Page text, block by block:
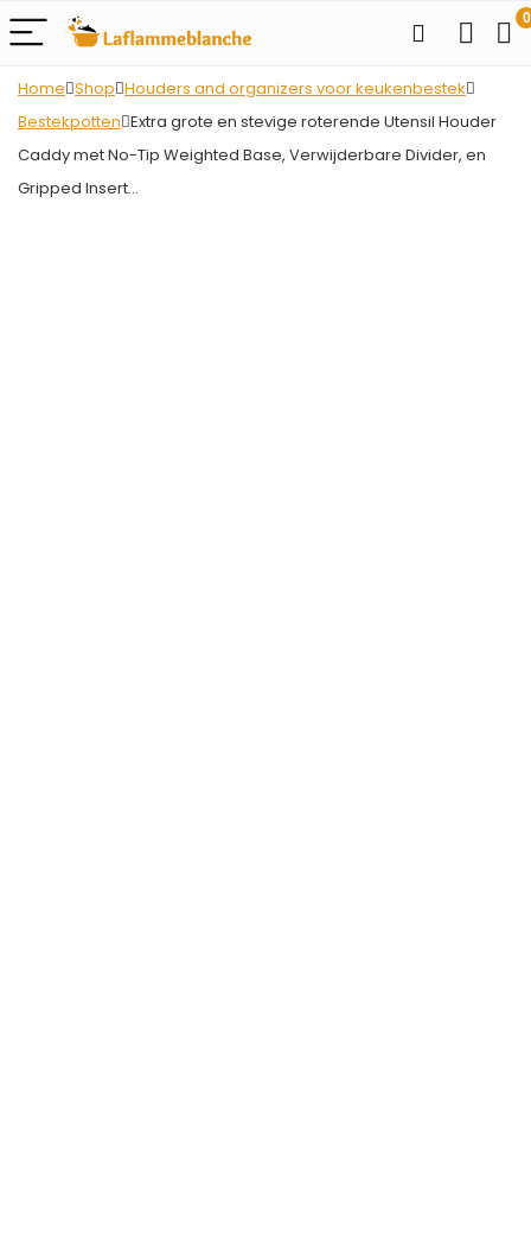
0
Home Shop Houders and organizers voor keukenbestek
Bestekpotten Extra grote en stevige roterende Utensil Houder
Caddy met No-Tip Weighted Base, Verwijderbare Divider, en
Gripped Insert…